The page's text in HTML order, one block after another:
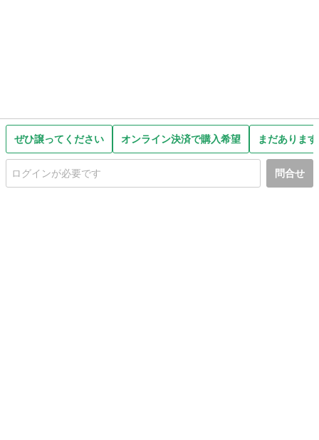
ぜひ譲ってください オンライン決済で購入希望 まだありま
問合せ